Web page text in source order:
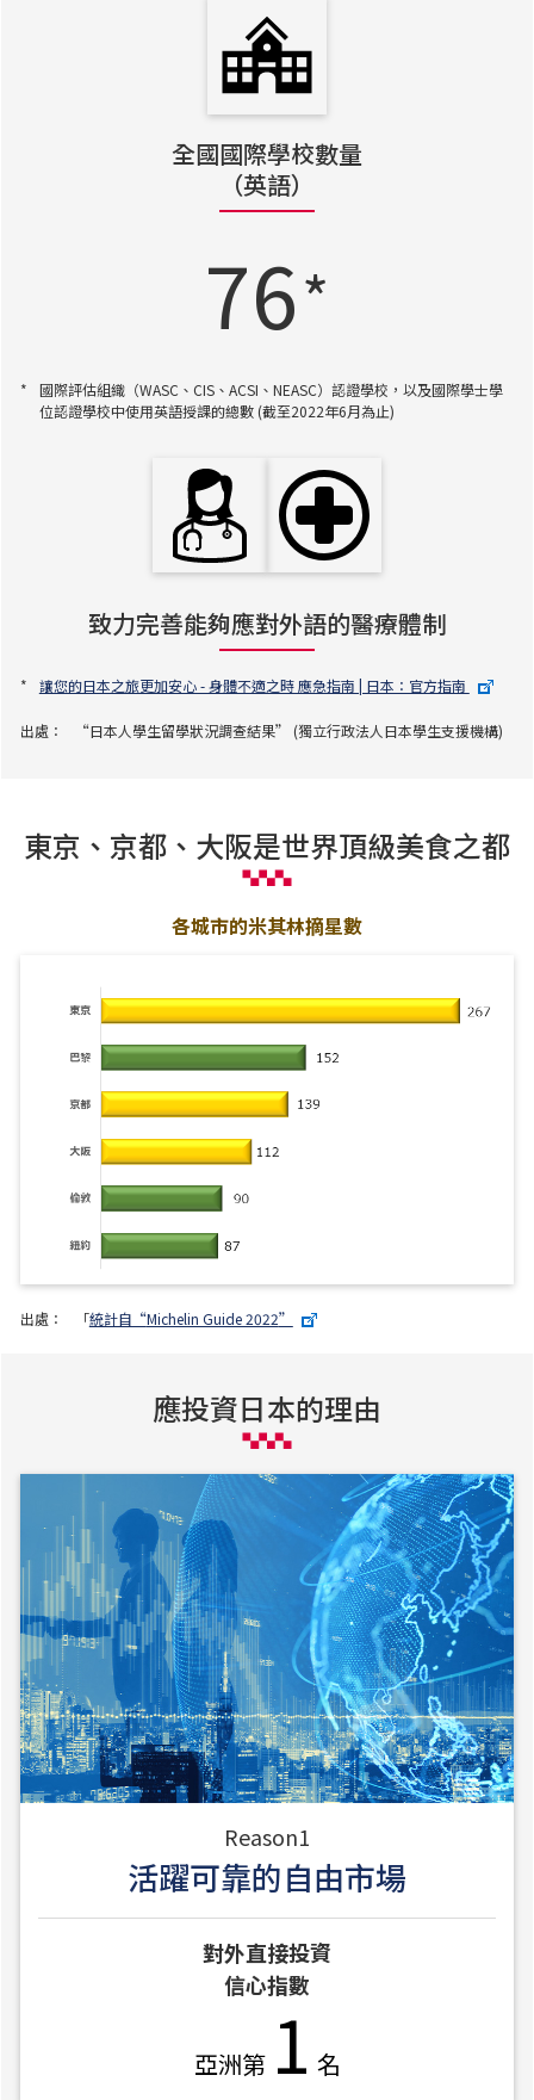
全國國際學校數量
（英語）
76*
*
國際評估組織（WASC、CIS、ACSI、NEASC）認證學校，以及國際學士學
位認證學校中使用英語授課的總數 (截至2022年6月為止)
致力完善能夠應對外語的醫療體制
* 讓您的日本之旅更加安心 - 身體不適之時 應急指南 | 日本：官方指南
出處： “日本人學生留學狀況調查結果” (獨立行政法人日本學生支援機構)
東京、京都、大阪是世界頂級美食之都
各城市的米其林摘星數
出處： 「統計自“Michelin Guide 2022”
應投資日本的理由
Reason1
活躍可靠的自由市場
對外直接投資
信心指數
亞洲第 1 名